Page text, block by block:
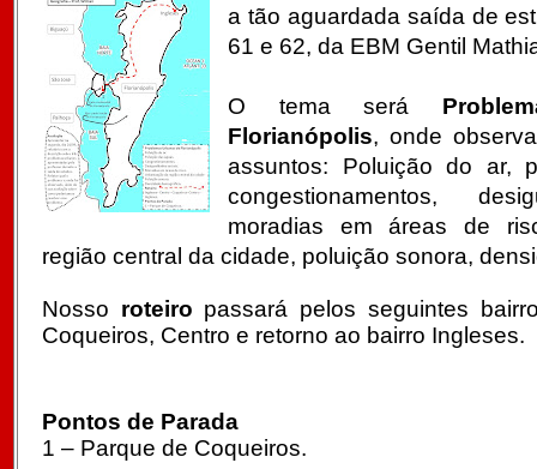
a tão aguardada saída de
61 e 62, da EBM Gentil
O tema será
Florianópolis, onde
assuntos:
Poluição do ar,
congestionamentos,
moradias em áreas de
região central da cidade, poluição sonora,
Nosso roteiro passará pelos seguintes
Coqueiros, Centro e retorno ao bairro Ingleses.
Pontos de Parada
1 – Parque de Coqueiros.